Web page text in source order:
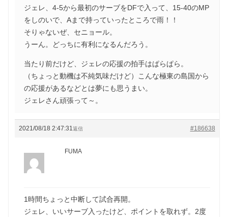
ジェレ、4-5から最初のサーブをDFで入って、15-40のMP
をしのいで、Aまで持っていったところで雨！！
そりゃないぜ、セニョール。
うーん。どっちに有利になるんだろう。
当たり前だけど、ジェレの応援の拍手はぱらぱら。
（ちょっと動機は不純気味だけど）こんな極東の島国から
の応援があるなどとは夢にも思うまい。
ジェレさん頑張って～。
2021/08/18 2:47:31 #186638
返信
FUMA
1時間ちょっと中断して試合再開。
ジェレ、いいサーブ入ったけど、ポイントを取れず。2度